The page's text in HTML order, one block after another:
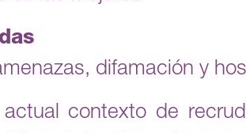
difamación y
contexto de